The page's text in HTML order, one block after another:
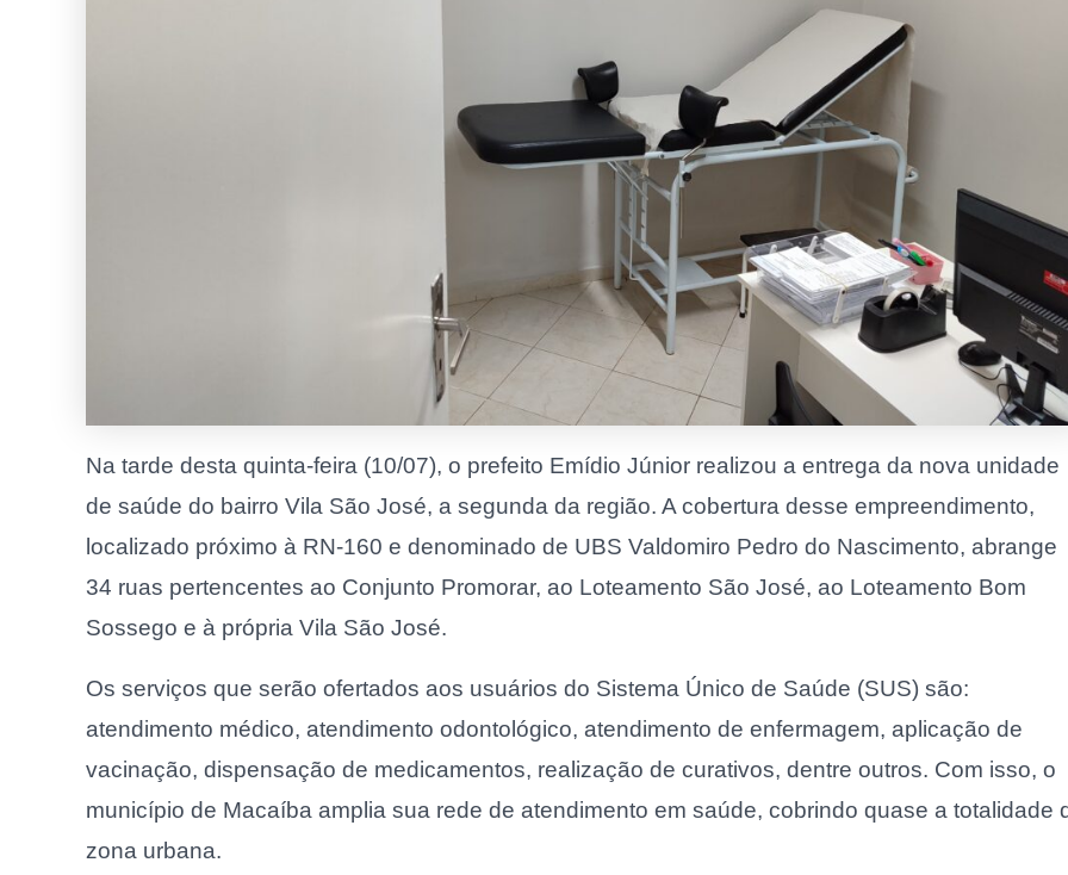
Na tarde desta quinta-feira (10/07), o prefeito Emídio Júnior realizou a entrega da nova unidade
de saúde do bairro Vila São José, a segunda da região. A cobertura desse empreendimento,
localizado próximo à RN-160 e denominado de UBS Valdomiro Pedro do Nascimento, abrange
34 ruas pertencentes ao Conjunto Promorar, ao Loteamento São José, ao Loteamento Bom
Sossego e à própria Vila São José.
Os serviços que serão ofertados aos usuários do Sistema Único de Saúde (SUS) são:
atendimento médico, atendimento odontológico, atendimento de enfermagem, aplicação de
vacinação, dispensação de medicamentos, realização de curativos, dentre outros. Com isso, o
município de Macaíba amplia sua rede de atendimento em saúde, cobrindo quase a totalidade
zona urbana.